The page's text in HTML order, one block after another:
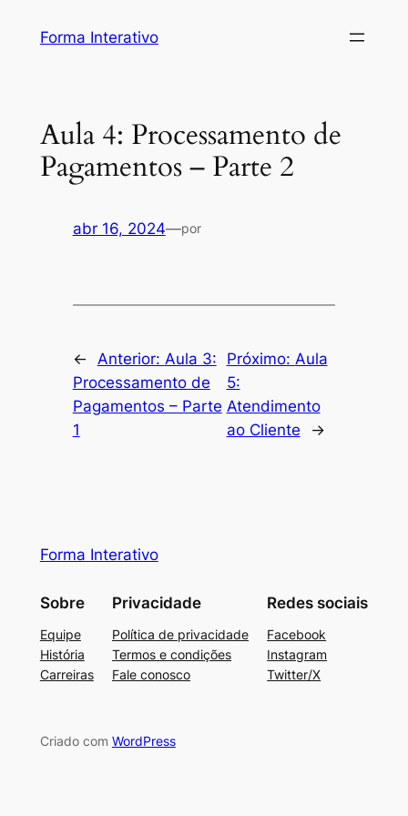
Forma Interativo
Aula 4: Processamento de
Pagamentos – Parte 2
abr 16, 2024—por
← Anterior: Aula 3:
Processamento de
Pagamentos – Parte
1
Próximo: Aula
5:
Atendimento
ao Cliente
→
Forma Interativo
Sobre
Equipe
História
Carreiras
Privacidade
Política de privacidade
Termos e condições
Fale conosco
Redes sociais
Facebook
Instagram
Twitter/X
Criado com WordPress